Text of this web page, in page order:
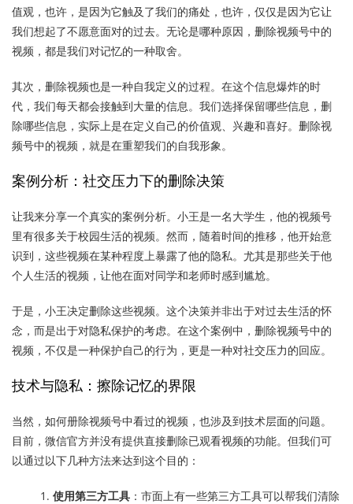
值观，也许，是因为它触及了我们的痛处，也许，仅仅是因为它让
我们想起了不愿意面对的过去。无论是哪种原因，删除视频号中的
视频，都是我们对记忆的一种取舍。
其次，删除视频也是一种自我定义的过程。在这个信息爆炸的时
代，我们每天都会接触到大量的信息。我们选择保留哪些信息，删
除哪些信息，实际上是在定义自己的价值观、兴趣和喜好。删除视
频号中的视频，就是在重塑我们的自我形象。
案例分析：社交压力下的删除决策
让我来分享一个真实的案例分析。小王是一名大学生，他的视频号
里有很多关于校园生活的视频。然而，随着时间的推移，他开始意
识到，这些视频在某种程度上暴露了他的隐私。尤其是那些关于他
个人生活的视频，让他在面对同学和老师时感到尴尬。
于是，小王决定删除这些视频。这个决策并非出于对过去生活的怀
念，而是出于对隐私保护的考虑。在这个案例中，删除视频号中的
视频，不仅是一种保护自己的行为，更是一种对社交压力的回应。
技术与隐私：擦除记忆的界限
当然，如何册除视频号中看过的视频，也涉及到技术层面的问题。
目前，微信官方并没有提供直接删除已观看视频的功能。但我们可
以通过以下几种方法来达到这个目的：
使用第三方工具 ：市面上有一些第三方工具可以帮我们清除